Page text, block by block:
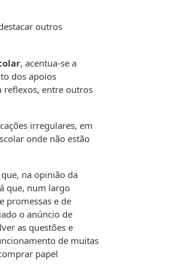
outros
, acentua-se a
dos apoios
reflexos, entre outros
irregulares, em
onde não estão
que, na opinião da
que, num largo
promessas e de
o anúncio de
as questões e
de muitas
papel